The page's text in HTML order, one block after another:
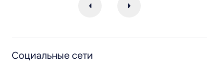
Социальные сети